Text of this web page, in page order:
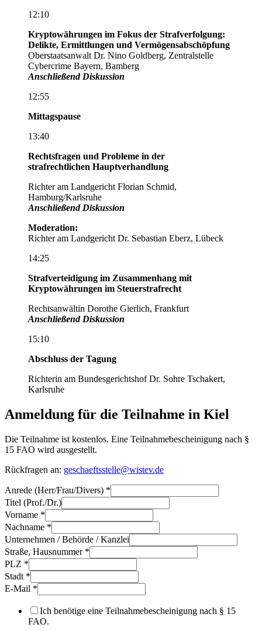
12:10
Kryptowährungen im Fokus der Strafverfolgung:
Delikte, Ermittlungen und Vermögensabschöpfung
Oberstaatsanwalt Dr. Nino Goldberg, Zentralstelle
Cybercrime Bayern, Bamberg
Anschließend Diskussion
12:55
Mittagspause
13:40
Rechtsfragen und Probleme in der
strafrechtlichen Hauptverhandlung
Richter am Landgericht Florian Schmid,
Hamburg/Karlsruhe
Anschließend Diskussion
Moderation:
Richter am Landgericht Dr. Sebastian Eberz, Lübeck
14:25
Strafverteidigung im Zusammenhang mit
Kryptowährungen im Steuerstrafrecht
Rechtsanwältin Dorothe Gierlich, Frankfurt
Anschließend Diskussion
15:10
Abschluss der Tagung
Richterin am Bundesgerichtshof Dr. Sohre Tschakert,
Karlsruhe
Anmeldung für die Teilnahme in Kiel
Die Teilnahme ist kostenlos. Eine Teilnahmebescheinigung nach §
15 FAO wird ausgestellt.
Rückfragen an: geschaeftsstelle@wistev.de
Anrede (Herr/Frau/Divers) *
Titel (Prof./Dr.)
Vorname *
Nachname *
Unternehmen / Behörde / Kanzlei
Straße, Hausnummer *
PLZ *
Stadt *
E-Mail *
Ich benötige eine Teilnahmebescheinigung nach § 15
FAO.